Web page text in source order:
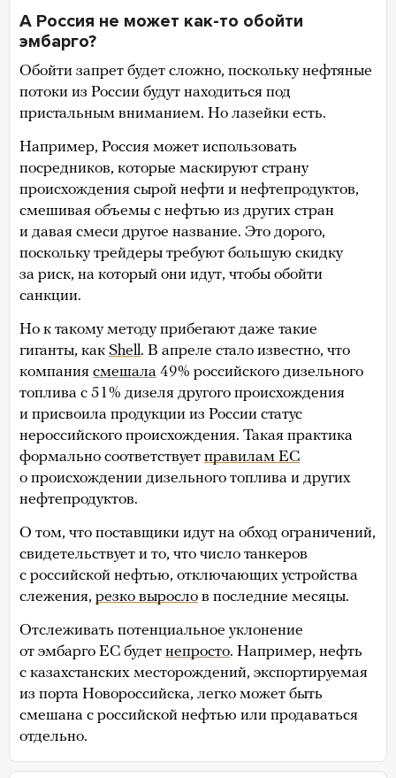
А Россия не может как-то обойти
эмбарго?
Обойти запрет будет сложно, поскольку нефтяные
потоки из России будут находиться под
пристальным вниманием. Но лазейки есть.
Например, Россия может использовать
посредников, которые маскируют страну
происхождения сырой нефти и нефтепродуктов,
смешивая объемы с нефтью из других стран
и давая смеси другое название. Это дорого,
поскольку трейдеры требуют большую скидку
за риск, на который они идут, чтобы обойти
санкции.
Но к такому методу прибегают даже такие
гиганты, как Shell. В апреле стало известно, что
компания смешала 49% российского дизельного
топлива с 51% дизеля другого происхождения
и присвоила продукции из России статус
нероссийского происхождения. Такая практика
формально соответствует правилам ЕС
о происхождении дизельного топлива и других
нефтепродуктов.
О том, что поставщики идут на обход ограничений,
свидетельствует и то, что число танкеров
с российской нефтью, отключающих устройства
слежения, резко выросло в последние месяцы.
Отслеживать потенциальное уклонение
от эмбарго ЕС будет непросто. Например, нефть
с казахстанских месторождений, экспортируемая
из порта Новороссийска, легко может быть
смешана с российской нефтью или продаваться
отдельно.